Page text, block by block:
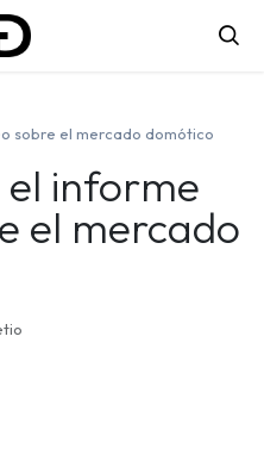
sobre el mercado domótico
el informe
el mercado